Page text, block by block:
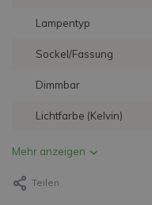
Lampentyp
Sockel/Fassung
Dimmbar
Lichtfarbe (Kelvin)
Mehr anzeigen
Teilen